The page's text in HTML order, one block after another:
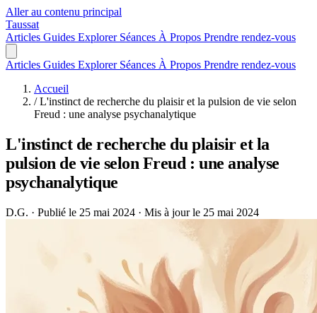
Aller au contenu principal
Taussat
Articles Guides Explorer Séances À Propos Prendre rendez-vous
Articles Guides Explorer Séances À Propos Prendre rendez-vous
Accueil
/ L'instinct de recherche du plaisir et la pulsion de vie selon
Freud : une analyse psychanalytique
L'instinct de recherche du plaisir et la
pulsion de vie selon Freud : une analyse
psychanalytique
D.G. · Publié le 25 mai 2024 · Mis à jour le 25 mai 2024